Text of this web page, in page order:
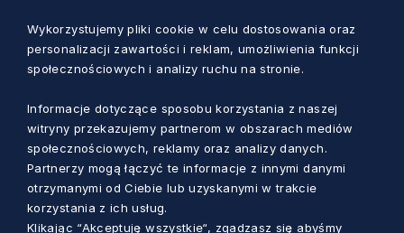
Barbara Bałka 3 lata temu
Wykorzystujemy pliki cookie w celu dostosowania oraz
personalizacji zawartości i reklam, umożliwienia funkcji
społecznościowych i analizy ruchu na stronie.
Informacje dotyczące sposobu korzystania z naszej
witryny przekazujemy partnerom w obszarach mediów
społecznościowych, reklamy oraz analizy danych.
Partnerzy mogą łączyć te informacje z innymi danymi
otrzymanymi od Ciebie lub uzyskanymi w trakcie
korzystania z ich usług.
Klikając “Akceptuję wszystkie“, zgadzasz się abyśmy